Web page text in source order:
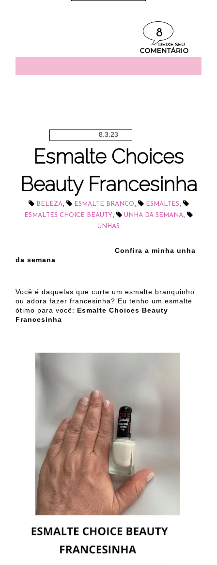
8
8.3.23
Esmalte Choices
Beauty Francesinha
BELEZA, ESMALTE BRANCO, ESMALTES,
ESMALTES CHOICE BEAUTY, UNHA DA SEMANA,
UNHAS
Confira a minha unha
da semana
Você é daquelas que curte um esmalte branquinho
ou adora fazer francesinha? Eu tenho um esmalte
ótimo para você: Esmalte Choices Beauty
Francesinha